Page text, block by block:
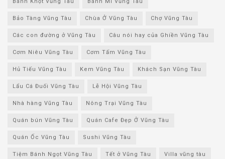
Bảo Tàng Vũng Tàu Chùa Ở Vũng Tàu Chợ Vũng Tàu
Các con đường ở Vũng Tàu Câu nói hay của Ghiền Vũng Tàu
Cơm Niêu Vũng Tàu Cơm Tấm Vũng Tàu
Hủ Tiếu Vũng Tàu Kem Vũng Tàu Khách Sạn Vũng Tàu
Lẩu Cá Đuối Vũng Tàu Lễ Hội Vũng Tàu
Nhà hàng Vũng Tàu Nông Trại Vũng Tàu
Quán bún Vũng Tàu Quán Cafe Đẹp Ở Vũng Tàu
Quán Ốc Vũng Tàu Sushi Vũng Tàu
Tiệm Bánh Ngọt Vũng Tàu Tết ở Vũng Tàu Villa vũng tàu